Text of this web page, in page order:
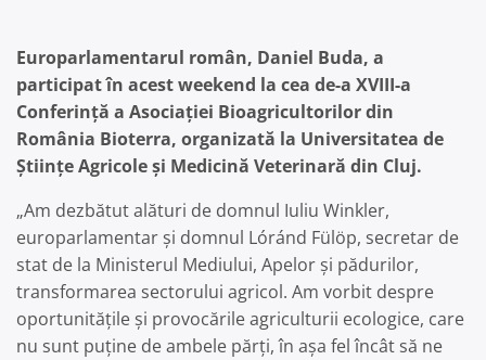
Europarlamentarul român, Daniel Buda, a
participat în acest weekend la cea de-a XVIII-a
Conferință a Asociației Bioagricultorilor din
România Bioterra, organizată la Universitatea de
Științe Agricole și Medicină Veterinară din Cluj.
„Am dezbătut alături de domnul Iuliu Winkler,
europarlamentar și domnul Lóránd Fülöp, secretar de
stat de la Ministerul Mediului, Apelor și pădurilor,
transformarea sectorului agricol. Am vorbit despre
oportunitățile și provocările agriculturii ecologice, care
nu sunt puține de ambele părți, în așa fel încât să ne